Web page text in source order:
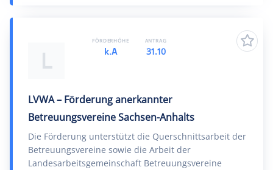
L
LVWA – Förderung anerkannter
Betreuungsvereine Sachsen-Anhalts
Die Förderung unterstützt die Querschnittsarbeit der
Betreuungsvereine sowie die Arbeit der
Landesarbeitsgemeinschaft Betreuungsvereine
FÖRDERHÖHE
k.A
ANTRAG
31.10